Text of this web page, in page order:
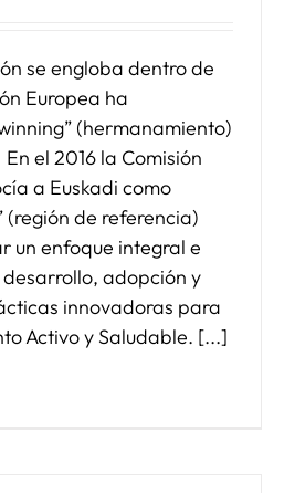
se engloba dentro de
Europea ha
(hermanamiento)
el 2016 la Comisión
a Euskadi como
(región de referencia)
un enfoque integral e
adopción y
innovadoras para
Activo y Saludable. [...]